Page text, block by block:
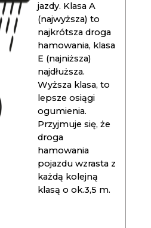
jazdy. Klasa A
(najwyższa) to
najkrótsza droga
hamowania, klasa
E (najniższa)
najdłuższa.
Wyższa klasa, to
lepsze osiągi
ogumienia.
Przyjmuje się, że
droga
hamowania
pojazdu wzrasta z
każdą kolejną
klasą o ok.3,5 m.